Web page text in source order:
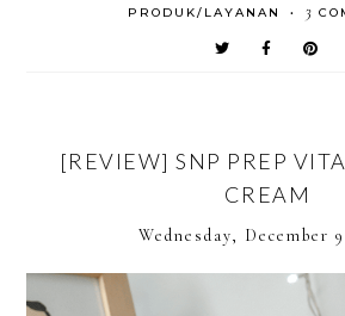
PRODUK/LAYANAN
• 3
[REVIEW] SNP PREP
CREAM
Wednesday, December